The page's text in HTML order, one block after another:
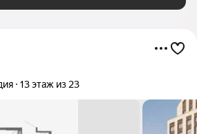
13 этаж из 23